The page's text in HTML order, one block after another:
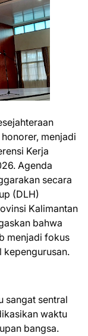
menjadi
Kerja
Agenda
secara
(DLH)
Kalimantan
bahwa
menjadi fokus
kepengurusan.
sangat sentral
waktu
bangsa.